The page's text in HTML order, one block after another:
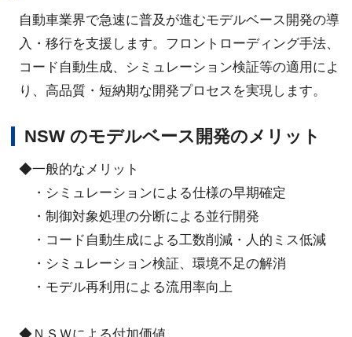
自動車業界で急速に普及が進むモデルベース開発の導
入・移行を支援します。フロントローディング手法、
コード自動生成、シミュレーション検証等の適用によ
り、高品質・短納期な開発プロセスを実現します。
NSW のモデルベース開発のメリット
◆一般的なメリット
・シミュレーションによる仕様の早期確定
・制御対象処理の分断による並行開発
・コード自動生成による工数削減・人的ミス低減
・シミュレーション検証、環境不足の解消
・モデル再利用による流用率向上
◆ＮＳＷによる付加価値